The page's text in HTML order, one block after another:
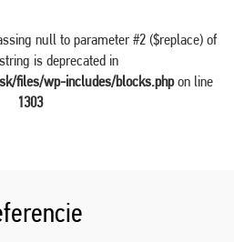
null to parameter #2 ($replace) of
is deprecated in
files/wp-includes/blocks.phpon line
1303